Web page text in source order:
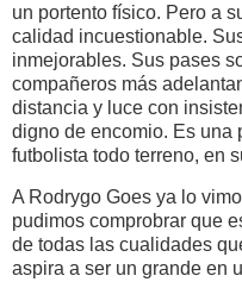
un portento físico. Pero a
calidad incuestionable.
inmejorables. Sus pases
compañeros más
distancia y luce con
digno de encomio. Es una
futbolista todo terreno, en
A Rodrygo Goes ya lo
pudimos comprobrar que
de todas las cualidades
aspira a ser un grande en